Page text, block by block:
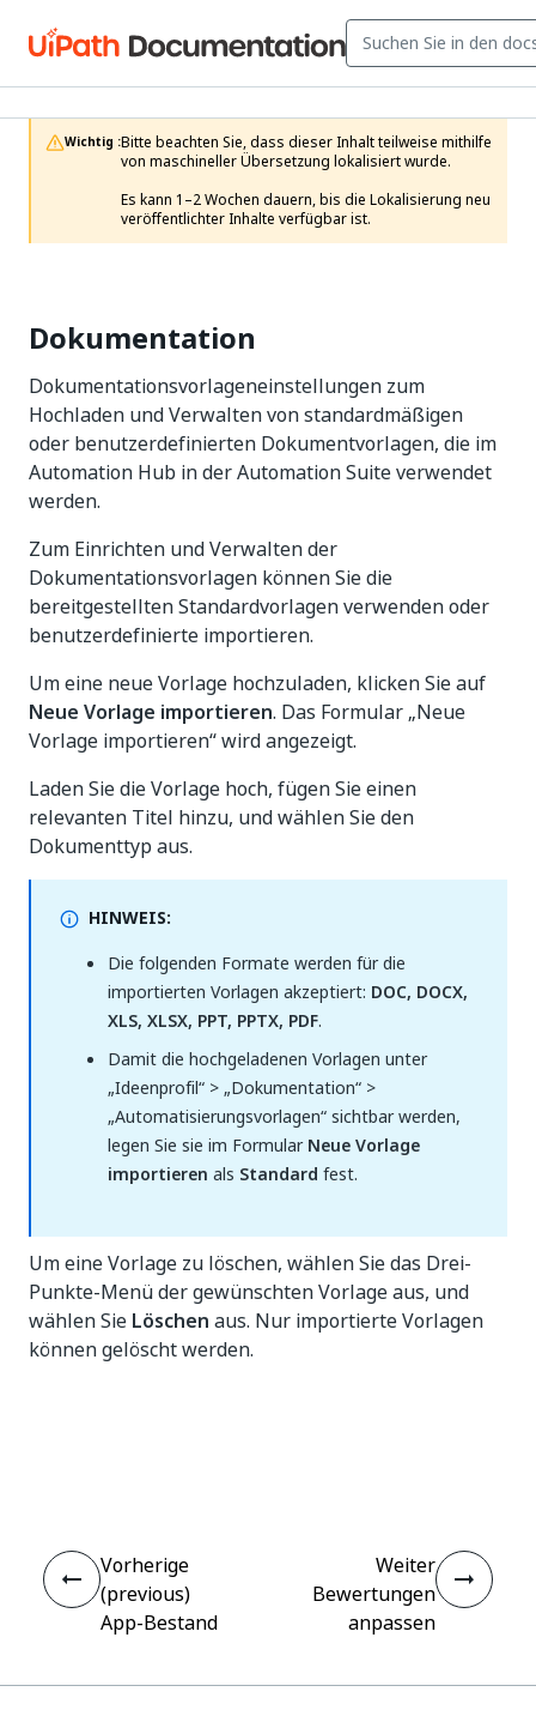
Wichtig :Bitte beachten Sie, dass dieser Inhalt teilweise mithilfe
von maschineller Übersetzung lokalisiert wurde.
Es kann 1–2 Wochen dauern, bis die Lokalisierung neu
veröffentlichter Inhalte verfügbar ist.
Dokumentation
Dokumentationsvorlageneinstellungen zum
Hochladen und Verwalten von standardmäßigen
oder benutzerdefinierten Dokumentvorlagen, die im
Automation Hub in der Automation Suite verwendet
werden.
Zum Einrichten und Verwalten der
Dokumentationsvorlagen können Sie die
bereitgestellten Standardvorlagen verwenden oder
benutzerdefinierte importieren.
Um eine neue Vorlage hochzuladen, klicken Sie auf
Neue Vorlage importieren. Das Formular „Neue
Vorlage importieren“ wird angezeigt.
Laden Sie die Vorlage hoch, fügen Sie einen
relevanten Titel hinzu, und wählen Sie den
Dokumenttyp aus.
HINWEIS:
Die folgenden Formate werden für die
importierten Vorlagen akzeptiert: DOC, DOCX,
XLS, XLSX, PPT, PPTX, PDF.
Damit die hochgeladenen Vorlagen unter
„Ideenprofil“ > „Dokumentation“ >
„Automatisierungsvorlagen“ sichtbar werden,
legen Sie sie im FormularNeue Vorlage
importieren als Standard fest.
Um eine Vorlage zu löschen, wählen Sie das Drei-
Punkte-Menü der gewünschten Vorlage aus, und
wählen Sie Löschen aus. Nur importierte Vorlagen
können gelöscht werden.
Vorherige
(previous)
App-Bestand
Weiter
Bewertungen
anpassen